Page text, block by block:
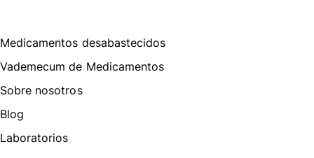
Medicamentos desabastecidos
Vademecum de Medicamentos
Sobre nosotros
Blog
Laboratorios